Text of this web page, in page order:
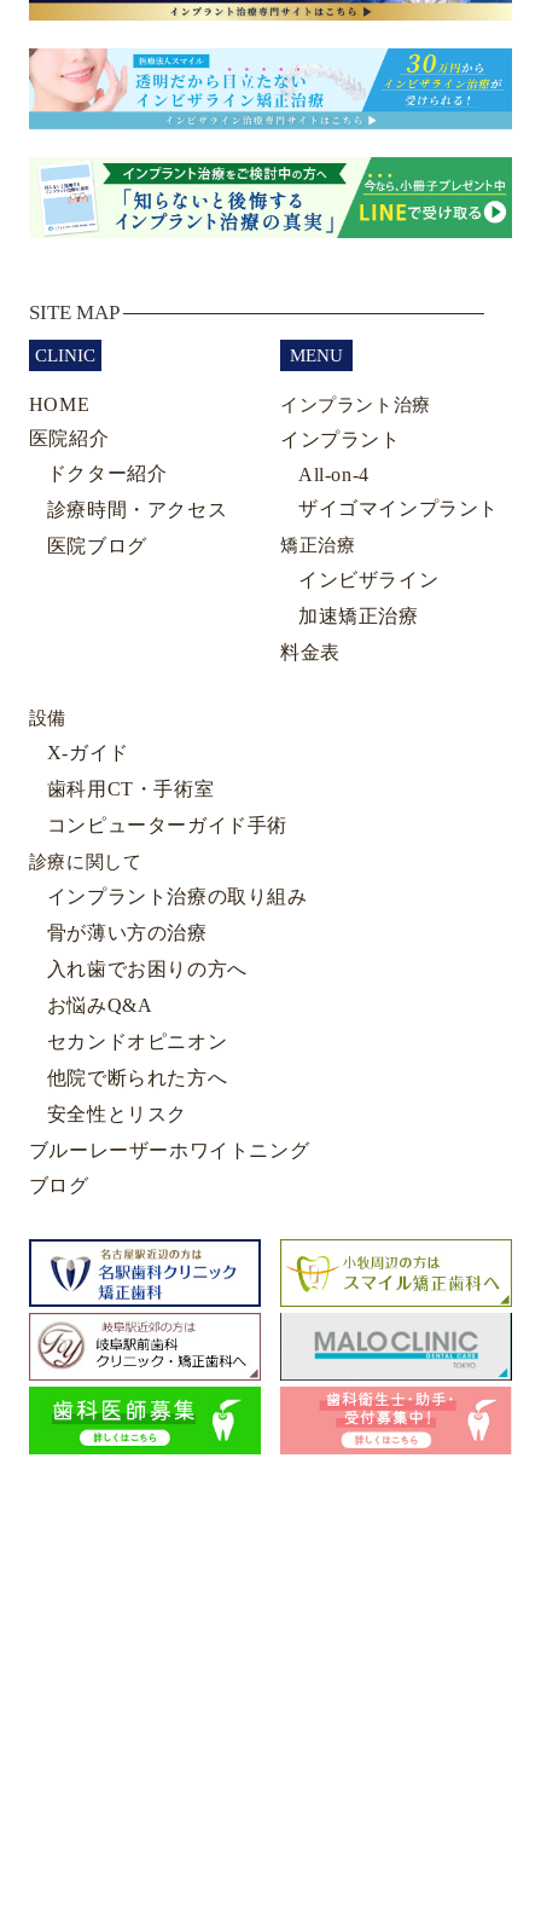
SITE MAP
CLINIC
HOME
医院紹介
ドクター紹介
診療時間・アクセス
医院ブログ
MENU
インプラント治療
インプラント
All-on-4
ザイゴマインプラント
矯正治療
インビザライン
加速矯正治療
料金表
設備
X-ガイド
歯科用CT・手術室
コンピューターガイド手術
診療に関して
インプラント治療の取り組み
骨が薄い方の治療
入れ歯でお困りの方へ
お悩みQ&A
セカンドオピニオン
他院で断られた方へ
安全性とリスク
ブルーレーザーホワイトニング
ブログ